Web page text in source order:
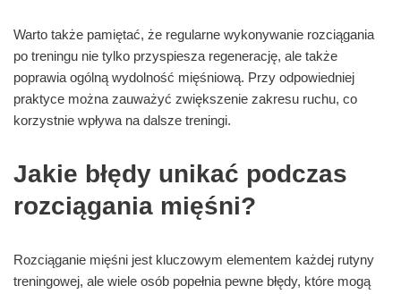
Warto także pamiętać, że regularne wykonywanie rozciągania
po treningu nie tylko przyspiesza regenerację, ale także
poprawia ogólną wydolność mięśniową. Przy odpowiedniej
praktyce można zauważyć zwiększenie zakresu ruchu, co
korzystnie wpływa na dalsze treningi.
Jakie błędy unikać podczas
rozciągania mięśni?
Rozciąganie mięśni jest kluczowym elementem każdej rutyny
treningowej, ale wiele osób popełnia pewne błędy, które mogą